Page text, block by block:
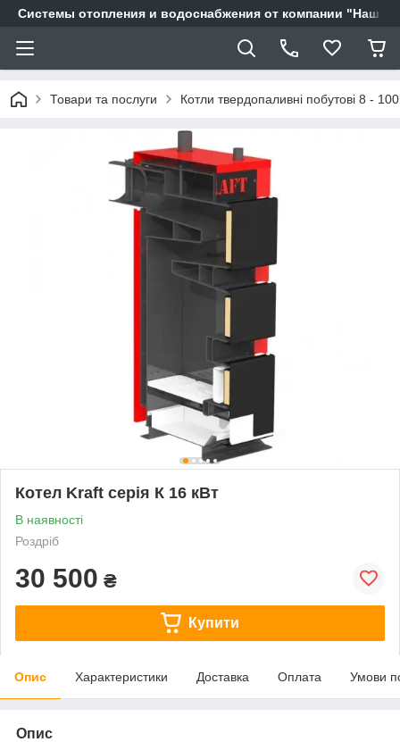
Системы отопления и водоснабжения от компании "Наш
Товари та послуги Котли твердопаливні побутові 8 - 100
Котел Kraft серія К 16 кВт
В наявності
Роздріб
30 500 ₴
Купити
Опис Характеристики Доставка Оплата Умови
Опис